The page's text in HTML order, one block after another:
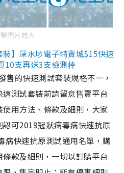
圖片放大
】深水埗電子特賣城$15快速
10支再送3支檢測棒
售的快速測試套裝規格不一，
測試套裝前請留意售賣平台
用方法、條款及細則，大家
可2019冠狀病毒病快速抗原
病快速抗原測試通用名單，購
款及細則，一切以訂購平台